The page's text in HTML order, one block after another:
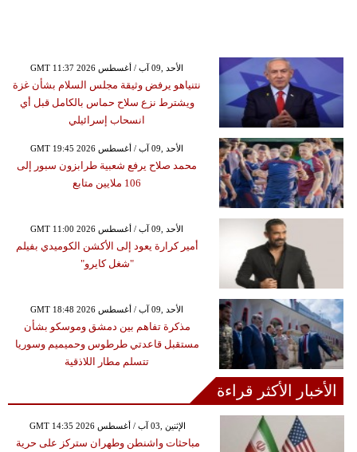
GMT 11:37 2026 الأحد ,09 آب / أغسطس
نتنياهو يرفض وثيقة مجلس السلام بشأن غزة
ويشترط نزع سلاح حماس بالكامل قبل أي
انسحاب إسرائيلي
GMT 19:45 2026 الأحد ,09 آب / أغسطس
محمد صلاح يرفع شعبية طرابزون سبور إلى
106 ملايين متابع
GMT 11:00 2026 الأحد ,09 آب / أغسطس
أمير كرارة يعود إلى الأكشن الكوميدي بفيلم
"شغل كايرو"
GMT 18:48 2026 الأحد ,09 آب / أغسطس
مذكرة تفاهم بين دمشق وموسكو بشأن
مستقبل قاعدتي طرطوس وحميميم وسوريا
تتسلم مطار اللاذقية
الأخبار الأكثر قراءة
GMT 14:35 2026 الإثنين ,03 آب / أغسطس
مباحثات واشنطن وطهران ستركز على حرية